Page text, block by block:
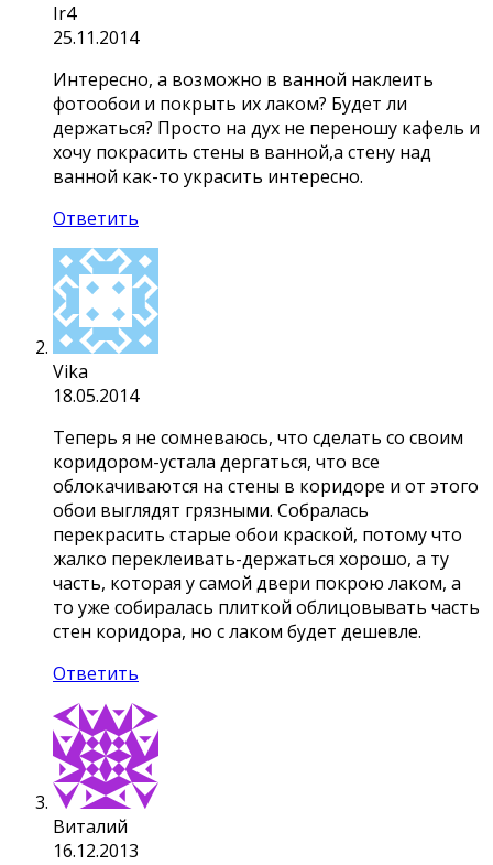
Ir4
25.11.2014
Интересно, а возможно в ванной наклеить
фотообои и покрыть их лаком? Будет ли
держаться? Просто на дух не переношу кафель и
хочу покрасить стены в ванной,а стену над
ванной как-то украсить интересно.
Ответить
Vika
18.05.2014
Теперь я не сомневаюсь, что сделать со своим
коридором-устала дергаться, что все
облокачиваются на стены в коридоре и от этого
обои выглядят грязными. Собралась
перекрасить старые обои краской, потому что
жалко переклеивать-держаться хорошо, а ту
часть, которая у самой двери покрою лаком, а
то уже собиралась плиткой облицовывать часть
стен коридора, но с лаком будет дешевле.
Ответить
Виталий
16.12.2013